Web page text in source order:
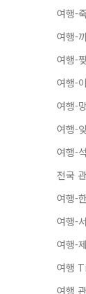
여행-
여행-
여행-
여행-
여행-
여행-
여행-
전국
여행-
여행-
여행-
여행
여행